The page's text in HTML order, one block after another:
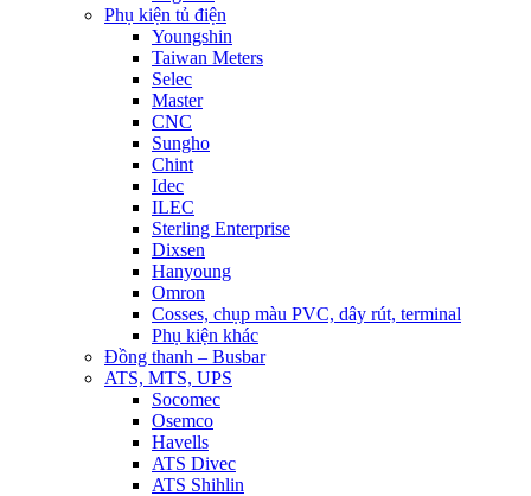
Phụ kiện tủ điện
Youngshin
Taiwan Meters
Selec
Master
CNC
Sungho
Chint
Idec
ILEC
Sterling Enterprise
Dixsen
Hanyoung
Omron
Cosses, chụp màu PVC, dây rút, terminal
Phụ kiện khác
Đồng thanh – Busbar
ATS, MTS, UPS
Socomec
Osemco
Havells
ATS Divec
ATS Shihlin